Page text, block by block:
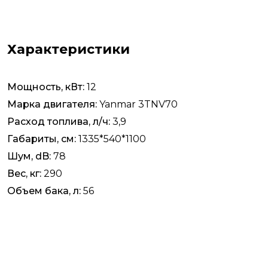
Характеристики
Мощность, кВт: 12
Марка двигателя: Yanmar 3TNV70
Расход топлива, л/ч: 3,9
Габариты, см: 1335*540*1100
Шум, dB: 78
Вес, кг: 290
Объем бака, л: 56